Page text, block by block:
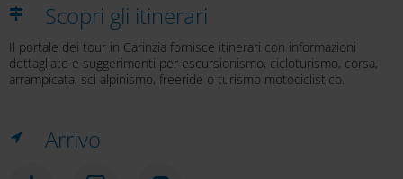
Museo St. Veit
Scopri gli itinerari
Il portale dei tour in Carinzia fornisce itinerari con informazioni
dettagliate e suggerimenti per escursionismo, cicloturismo, corsa,
arrampicata, sci alpinismo, freeride o turismo motociclistico.
Arrivo